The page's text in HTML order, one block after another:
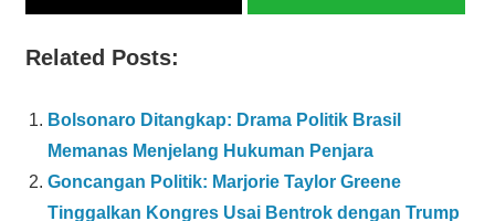
Related Posts:
Bolsonaro Ditangkap: Drama Politik Brasil
Memanas Menjelang Hukuman Penjara
Goncangan Politik: Marjorie Taylor Greene
Tinggalkan Kongres Usai Bentrok dengan Trump